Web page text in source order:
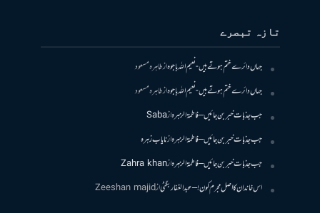
تازہ تبصرے
جہاں دائرے ختم ہوتے ہیں- نعیم اللہ باجوہازطاہرہ مسعود
جہاں دائرے ختم ہوتے ہیں- نعیم اللہ باجوہازطاہرہ مسعود
جب جذبات خبر بن جائیں – فاطمۃالزہرہازSaba
جب جذبات خبر بن جائیں – فاطمۃالزہرہازنایاب زہرہ
جب جذبات خبر بن جائیں – فاطمۃالزہرہازZahra khan
اس خاندان کا اصل مجرم کون! – عبدالغفار بگٹیازZeeshan majid